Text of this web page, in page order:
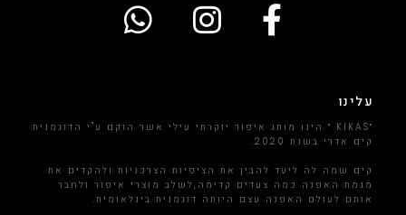
עלינו
״KIKAS ״ הינו מותג איפור יוקרתי עילי אשר הוקם ע"י הדוגמנית
קים אדרי בשנת 2020.
קים שמה לה ליעד להבין את הציפיות הצרכניות ולהקדים את
מגמת האפנה כמה צעדים קדימה,לשלב מוצרי איפור ולחבר
אותם לעולם האפנה עצם היותה דוגמנית בינלאומית.